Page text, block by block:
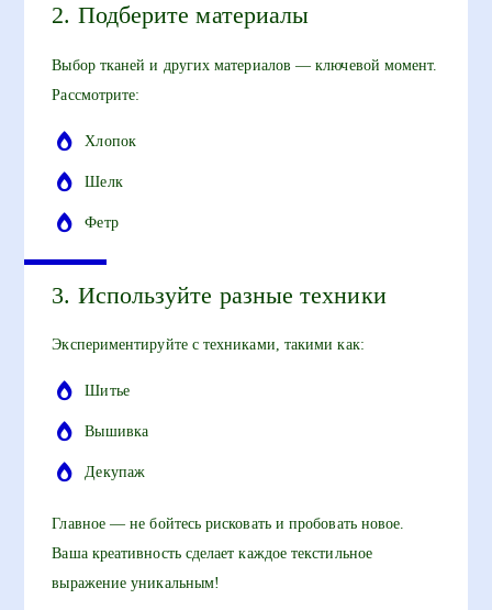
2. Подберите материалы
Выбор тканей и других материалов — ключевой момент.
Рассмотрите:
Хлопок
Шелк
Фетр
3. Используйте разные техники
Экспериментируйте с техниками, такими как:
Шитье
Вышивка
Декупаж
Главное — не бойтесь рисковать и пробовать новое.
Ваша креативность сделает каждое текстильное
выражение уникальным!